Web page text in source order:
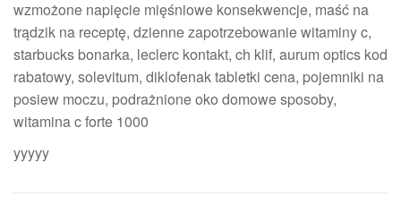
wzmożone napięcie mięśniowe konsekwencje, maść na
trądzik na receptę, dzienne zapotrzebowanie witaminy c,
starbucks bonarka, leclerc kontakt, ch klif, aurum optics kod
rabatowy, solevitum, diklofenak tabletki cena, pojemniki na
posiew moczu, podrażnione oko domowe sposoby,
witamina c forte 1000
yyyyy